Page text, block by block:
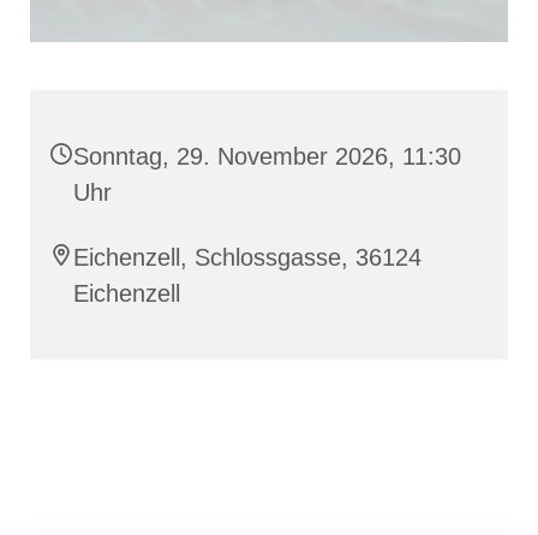
Sonntag, 29. November 2026, 11:30
Uhr
Eichenzell, Schlossgasse, 36124
Eichenzell